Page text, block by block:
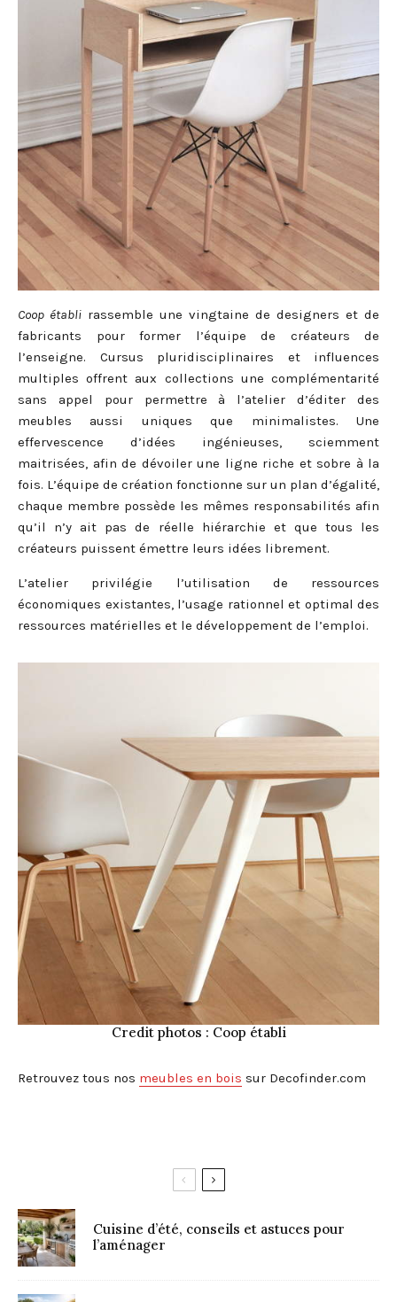
Coop établi rassemble une vingtaine de designers et de
fabricants pour former l’équipe de créateurs de
l’enseigne. Cursus pluridisciplinaires et influences
multiples offrent aux collections une complémentarité
sans appel pour permettre à l’atelier d’éditer des
meubles aussi uniques que minimalistes. Une
effervescence d’idées ingénieuses, sciemment
maitrisées, afin de dévoiler une ligne riche et sobre à la
fois. L’équipe de création fonctionne sur un plan d’égalité,
chaque membre possède les mêmes responsabilités afin
qu’il n’y ait pas de réelle hiérarchie et que tous les
créateurs puissent émettre leurs idées librement.
L’atelier privilégie l’utilisation de ressources
économiques existantes, l’usage rationnel et optimal des
ressources matérielles et le développement de l’emploi.
Credit photos : Coop établi
Retrouvez tous nos meubles en bois sur Decofinder.com
Cuisine d’été, conseils et astuces pour
l’aménager